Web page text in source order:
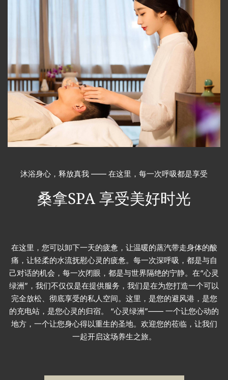
沐浴身心，释放真我 —— 在这里，每一次呼吸都是享受
桑拿SPA享受美好时光
在这里，您可以卸下一天的疲惫，让温暖的蒸汽带走身体的酸
痛，让轻柔的水流抚慰心灵的疲惫。每一次深呼吸，都是与自
己对话的机会，每一次闭眼，都是与世界隔绝的宁静。在“心灵
绿洲”，我们不仅仅是在提供服务，我们是在为您打造一个可以
完全放松、彻底享受的私人空间。这里，是您的避风港，是您
的充电站，是您心灵的归宿。 “心灵绿洲”—— 一个让您心动的
地方，一个让您身心得以重生的圣地。欢迎您的莅临，让我们
一起开启这场养生之旅。